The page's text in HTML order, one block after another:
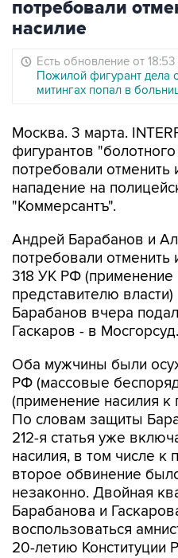
потребовали
насилие
Есть обновление от 18:53
Пожилой фигурант дела
митингах попал в
Москва. 3 марта.
фигурантов
потребовали отменить
нападение на
"Коммерсантъ".
Андрей Барабанов и
потребовали отменить
318 УК РФ (применение
представителю
Барабанов вчера
Гаскаров - в Мосгорсуд.
Оба мужчины были
РФ (массовые
(применение насилия к
По словам защиты
212-я статья уже
насилия, в том числе к
второе обвинение
незаконно. Двойная
Барабанова и
воспользоваться
20-летию Конституции